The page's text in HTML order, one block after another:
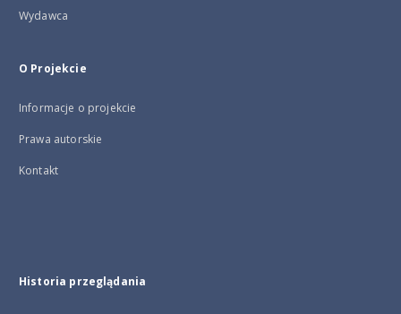
Wydawca
O Projekcie
Informacje o projekcie
Prawa autorskie
Kontakt
Historia przeglądania